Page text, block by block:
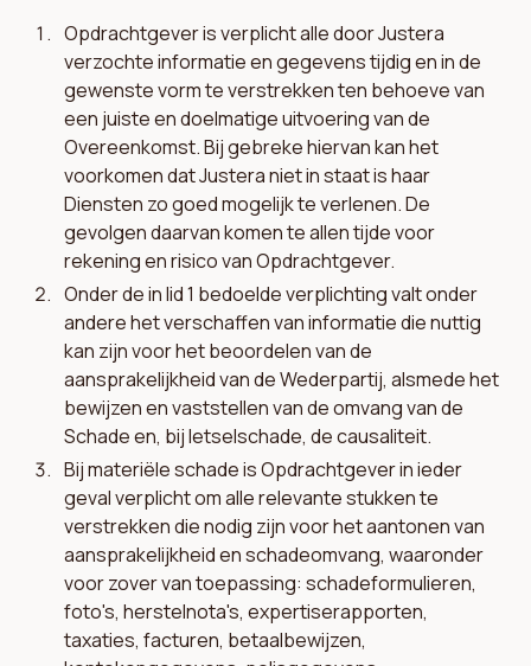
Opdrachtgever is verplicht alle door Justera
verzochte informatie en gegevens tijdig en in de
gewenste vorm te verstrekken ten behoeve van
een juiste en doelmatige uitvoering van de
Overeenkomst. Bij gebreke hiervan kan het
voorkomen dat Justera niet in staat is haar
Diensten zo goed mogelijk te verlenen. De
gevolgen daarvan komen te allen tijde voor
rekening en risico van Opdrachtgever.
Onder de in lid 1 bedoelde verplichting valt onder
andere het verschaffen van informatie die nuttig
kan zijn voor het beoordelen van de
aansprakelijkheid van de Wederpartij, alsmede het
bewijzen en vaststellen van de omvang van de
Schade en, bij letselschade, de causaliteit.
Bij materiële schade is Opdrachtgever in ieder
geval verplicht om alle relevante stukken te
verstrekken die nodig zijn voor het aantonen van
aansprakelijkheid en schadeomvang, waaronder
voor zover van toepassing: schadeformulieren,
foto's, herstelnota's, expertiserapporten,
taxaties, facturen, betaalbewijzen,